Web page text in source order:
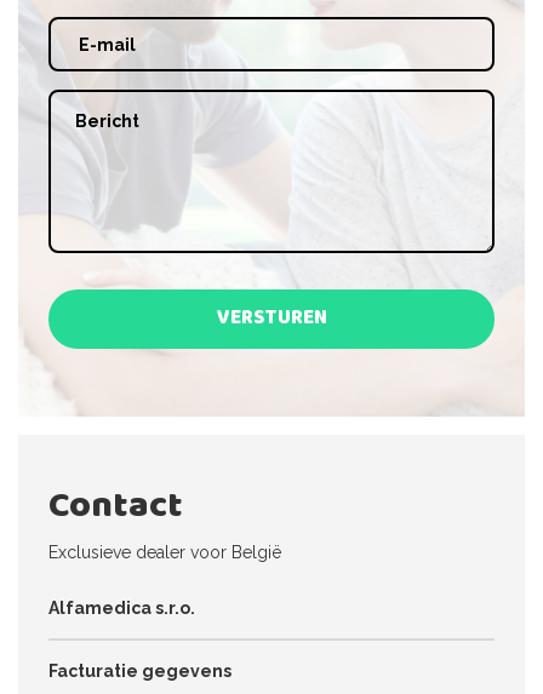
VERSTUREN
Contact
Exclusieve dealer voor België
Alfamedica s.r.o.
Facturatie gegevens